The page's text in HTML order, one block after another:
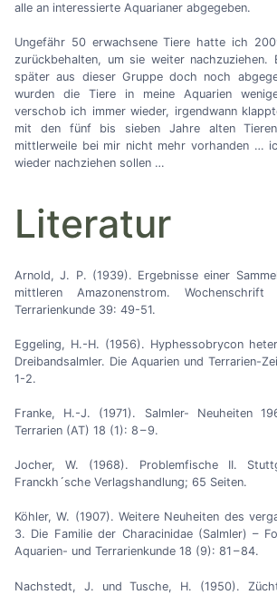
alle an interessierte Aquarianer abgegeben.
Ungefähr 50 erwachsene Tiere hatte ich
zurückbehalten, um sie weiter nachzuziehen.
später aus dieser Gruppe doch noch
wurden die Tiere in meine Aquarien
verschob ich immer wieder, irgendwann
mit den fünf bis sieben Jahre alten
mittlerweile bei mir nicht mehr vorhanden …
wieder nachziehen sollen …
Literatur
Arnold, J. P. (1939). Ergebnisse einer
mittleren Amazonenstrom.
Terrarienkunde 39: 49-51.
Eggeling, H.-H. (1956). Hyphessobrycon
Dreibandsalmler. Die Aquarien und Terrarien-
1-2.
Franke, H.-J. (1971). Salmler- Neuheiten
Terrarien (AT) 18 (1): 8 – 9.
Jocher, W. (1968). Problemfische II.
Franckh´sche Verlagshandlung; 65 Seiten.
Köhler, W. (1907). Weitere Neuheiten des
3. Die Familie der Characinidae (Salmler)–
Aquarien- und Terrarienkunde 18 (9): 81 – 84.
Nachstedt, J. und Tusche, H. (1950).